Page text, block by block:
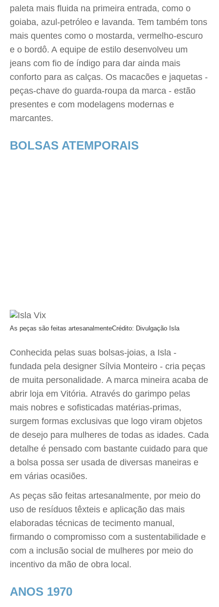
paleta mais fluida na primeira entrada, como o
goiaba, azul-petróleo e lavanda. Tem também tons
mais quentes como o mostarda, vermelho-escuro
e o bordô. A equipe de estilo desenvolveu um
jeans com fio de índigo para dar ainda mais
conforto para as calças. Os macacões e jaquetas -
peças-chave do guarda-roupa da marca - estão
presentes e com modelagens modernas e
marcantes.
BOLSAS ATEMPORAIS
As peças são feitas artesanalmenteCrédito: Divulgação Isla
Conhecida pelas suas bolsas-joias, a Isla -
fundada pela designer Sílvia Monteiro - cria peças
de muita personalidade. A marca mineira acaba de
abrir loja em Vitória. Através do garimpo pelas
mais nobres e sofisticadas matérias-primas,
surgem formas exclusivas que logo viram objetos
de desejo para mulheres de todas as idades. Cada
detalhe é pensado com bastante cuidado para que
a bolsa possa ser usada de diversas maneiras e
em várias ocasiões.
As peças são feitas artesanalmente, por meio do
uso de resíduos têxteis e aplicação das mais
elaboradas técnicas de tecimento manual,
firmando o compromisso com a sustentabilidade e
com a inclusão social de mulheres por meio do
incentivo da mão de obra local.
ANOS 1970